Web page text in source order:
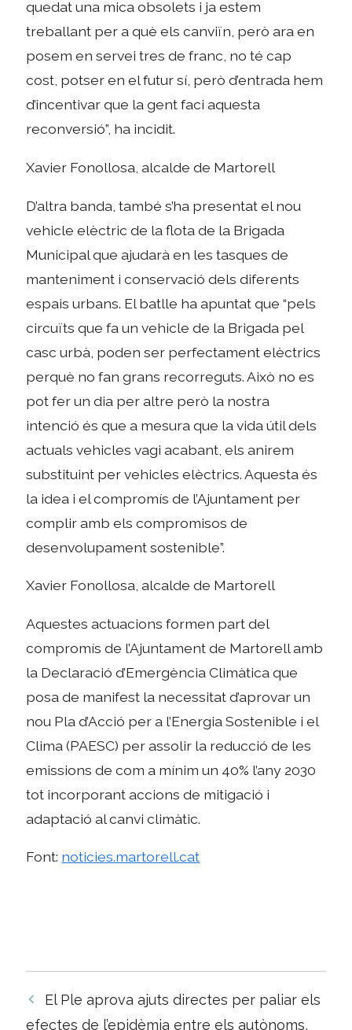
quedat una mica obsolets i ja estem
treballant per a què els canviïn, però ara en
posem en servei tres de franc, no té cap
cost, potser en el futur sí, però d’entrada hem
d’incentivar que la gent faci aquesta
reconversió”, ha incidit.
Xavier Fonollosa, alcalde de Martorell
D’altra banda, també s’ha presentat el nou
vehicle elèctric de la flota de la Brigada
Municipal que ajudarà en les tasques de
manteniment i conservació dels diferents
espais urbans. El batlle ha apuntat que “pels
circuïts que fa un vehicle de la Brigada pel
casc urbà, poden ser perfectament elèctrics
perquè no fan grans recorreguts. Això no es
pot fer un dia per altre però la nostra
intenció és que a mesura que la vida útil dels
actuals vehicles vagi acabant, els anirem
substituint per vehicles elèctrics. Aquesta és
la idea i el compromís de l’Ajuntament per
complir amb els compromisos de
desenvolupament sostenible”.
Xavier Fonollosa, alcalde de Martorell
Aquestes actuacions formen part del
compromís de l’Ajuntament de Martorell amb
la Declaració d’Emergència Climàtica que
posa de manifest la necessitat d’aprovar un
nou Pla d’Acció per a l’Energia Sostenible i el
Clima (PAESC) per assolir la reducció de les
emissions de com a mínim un 40% l’any 2030
tot incorporant accions de mitigació i
adaptació al canvi climàtic.
Font: noticies.martorell.cat
Navegació
per
El Ple aprova ajuts directes per paliar els
efectes de l’epidèmia entre els autònoms,